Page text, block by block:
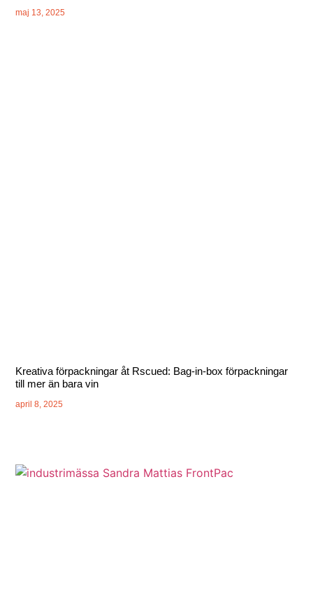
maj 13, 2025
Kreativa förpackningar åt Rscued: Bag-in-box förpackningar
till mer än bara vin
april 8, 2025